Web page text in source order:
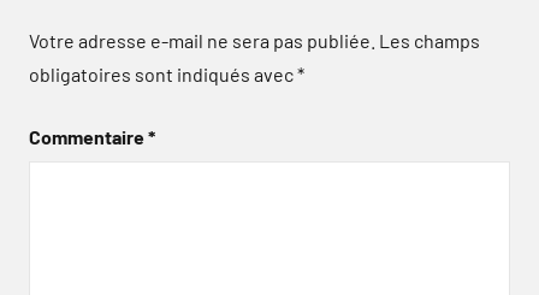
Votre adresse e-mail ne sera pas publiée. Les champs
obligatoires sont indiqués avec*
Commentaire*